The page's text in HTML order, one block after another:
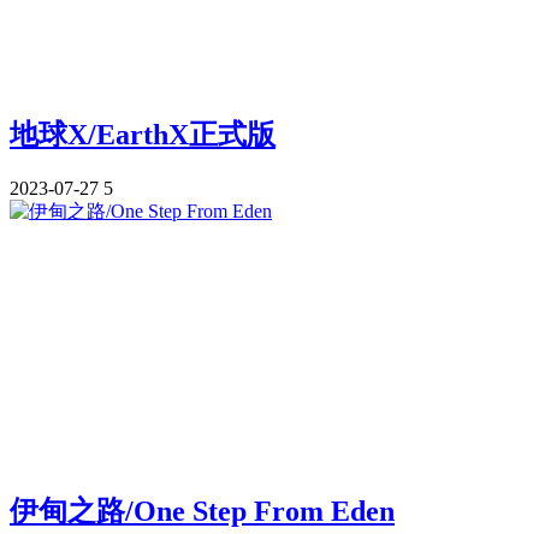
地球X/EarthX正式版
2023-07-27 5
伊甸之路/One Step From Eden